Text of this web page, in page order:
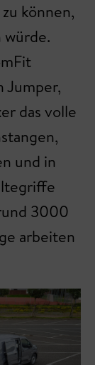
können,
würde.
Jumper,
das volle
und in
3000
arbeiten